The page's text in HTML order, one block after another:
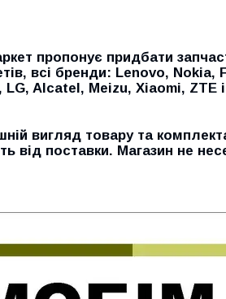
пропонує придбати
всі бренди: Lenovo, Nokia,
LG, Alcatel, Meizu, Xiaomi, ZTE і
вигляд товару та
від поставки. Магазин не